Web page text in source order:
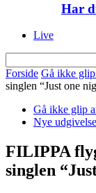
Har
Live
Forside Gå ikke
singlen “Just one
Gå ikke glip
Nye
FILIPPA
singlen